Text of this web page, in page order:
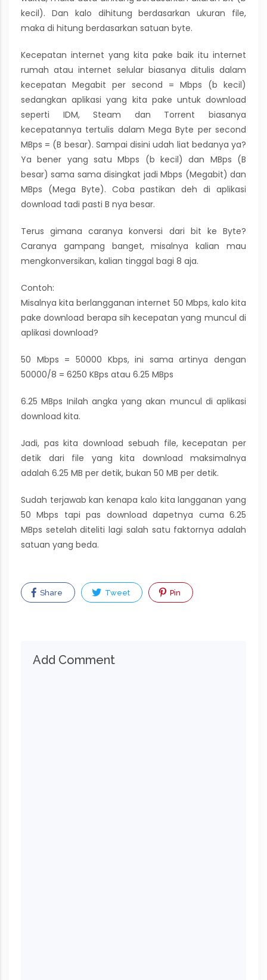
kecil). Dan kalo dihitung berdasarkan ukuran file,
maka di hitung berdasarkan satuan byte.
Kecepatan internet yang kita pake baik itu internet
rumah atau internet selular biasanya ditulis dalam
kecepatan Megabit per second = Mbps (b kecil)
sedangkan aplikasi yang kita pake untuk download
seperti IDM, Steam dan Torrent biasanya
kecepatannya tertulis dalam Mega Byte per second
MBps = (B besar). Sampai disini udah liat bedanya ya?
Ya bener yang satu Mbps (b kecil) dan MBps (B
besar) sama sama disingkat jadi Mbps (Megabit) dan
MBps (Mega Byte). Coba pastikan deh di aplikasi
download tadi pasti B nya besar.
Terus gimana caranya konversi dari bit ke Byte?
Caranya gampang banget, misalnya kalian mau
mengkonversikan, kalian tinggal bagi 8 aja.
Contoh:
Misalnya kita berlangganan internet 50 Mbps, kalo kita
pake download berapa sih kecepatan yang muncul di
aplikasi download?
50 Mbps = 50000 Kbps, ini sama artinya dengan
50000/8 = 6250 KBps atau 6.25 MBps
6.25 MBps Inilah angka yang akan muncul di aplikasi
download kita.
Jadi, pas kita download sebuah file, kecepatan per
detik dari file yang kita download maksimalnya
adalah 6.25 MB per detik, bukan 50 MB per detik.
Sudah terjawab kan kenapa kalo kita langganan yang
50 Mbps tapi pas download dapetnya cuma 6.25
MBps setelah diteliti lagi salah satu faktornya adalah
satuan yang beda.
Share Tweet Pin
Add Comment